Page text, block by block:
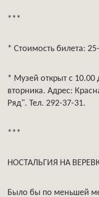
***
* Стоимость билета:
* Музей открыт с
вторника. Адрес:
Ряд". Тел. 292-37-31.
***
НОСТАЛЬГИЯ НА
Было бы по меньшей